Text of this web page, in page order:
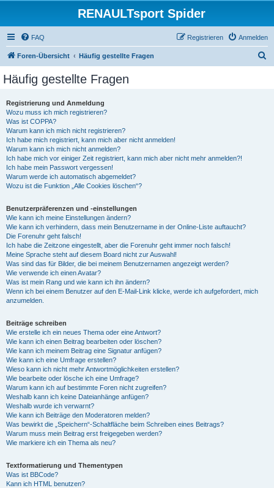
RENAULTsport Spider
FAQ Anmelden
Registrieren
Foren-Übersicht Häufig gestellte Fragen
Häufig gestellte Fragen
Registrierung und Anmeldung
Wozu muss ich mich registrieren?
Was ist COPPA?
Warum kann ich mich nicht registrieren?
Ich habe mich registriert, kann mich aber nicht anmelden!
Warum kann ich mich nicht anmelden?
Ich habe mich vor einiger Zeit registriert, kann mich aber nicht mehr anmelden?!
Ich habe mein Passwort vergessen!
Warum werde ich automatisch abgemeldet?
Wozu ist die Funktion „Alle Cookies löschen“?
Benutzerpräferenzen und -einstellungen
Wie kann ich meine Einstellungen ändern?
Wie kann ich verhindern, dass mein Benutzername in der Online-Liste auftaucht?
Die Forenuhr geht falsch!
Ich habe die Zeitzone eingestellt, aber die Forenuhr geht immer noch falsch!
Meine Sprache steht auf diesem Board nicht zur Auswahl!
Was sind das für Bilder, die bei meinem Benutzernamen angezeigt werden?
Wie verwende ich einen Avatar?
Was ist mein Rang und wie kann ich ihn ändern?
Wenn ich bei einem Benutzer auf den E-Mail-Link klicke, werde ich aufgefordert, mich
anzumelden.
Beiträge schreiben
Wie erstelle ich ein neues Thema oder eine Antwort?
Wie kann ich einen Beitrag bearbeiten oder löschen?
Wie kann ich meinem Beitrag eine Signatur anfügen?
Wie kann ich eine Umfrage erstellen?
Wieso kann ich nicht mehr Antwortmöglichkeiten erstellen?
Wie bearbeite oder lösche ich eine Umfrage?
Warum kann ich auf bestimmte Foren nicht zugreifen?
Weshalb kann ich keine Dateianhänge anfügen?
Weshalb wurde ich verwarnt?
Wie kann ich Beiträge den Moderatoren melden?
Was bewirkt die „Speichern“-Schaltfläche beim Schreiben eines Beitrags?
Warum muss mein Beitrag erst freigegeben werden?
Wie markiere ich ein Thema als neu?
Textformatierung und Thementypen
Was ist BBCode?
Kann ich HTML benutzen?